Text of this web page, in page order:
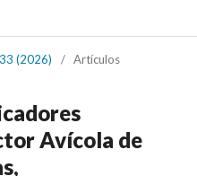
(2026) / Artículos
Avícola de